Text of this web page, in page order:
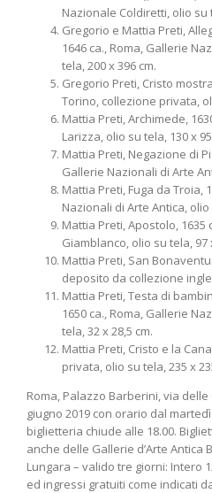
Nazionale Coldiretti, olio su
Gregorio e Mattia Preti,
1646 ca., Roma, Gallerie
tela, 200 x 396 cm.
Gregorio Preti, Cristo
Torino, collezione privata,
Mattia Preti, Archimede,
Larizza, olio su tela, 130 x
Mattia Preti, Negazione di
Gallerie Nazionali di Arte
Mattia Preti, Fuga da Troia,
Nazionali di Arte Antica, olio
Mattia Preti, Apostolo, 1635
Giamblanco, olio su tela, 97
Mattia Preti, San
deposito da collezione
Mattia Preti, Testa di
1650 ca., Roma, Gallerie
tela, 32 x 28,5 cm.
Mattia Preti, Cristo e la
privata, olio su tela, 235 x
Roma, Palazzo Barberini, via
giugno 2019 con orario dal
biglietteria chiude alle 18.00.
anche delle Gallerie d’Arte Antica
Lungara – valido tre giorni: Intero
ed ingressi gratuiti come indicati